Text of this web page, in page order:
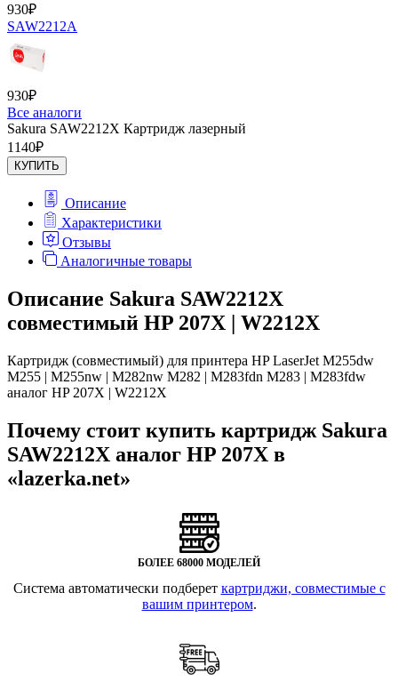
930₽
SAW2212A
930₽
Все аналоги
Sakura SAW2212X Картридж лазерный
1140₽
КУПИТЬ
Описание
Характеристики
Отзывы
Аналогичные товары
Описание Sakura SAW2212X
совместимый HP 207X | W2212X
Картридж (совместимый) для принтера HP LaserJet M255dw
M255 | M255nw | M282nw M282 | M283fdn M283 | M283fdw
аналог HP 207X | W2212X
Почему стоит купить картридж Sakura
SAW2212X аналог HP 207X в
«lazerka.net»
БОЛЕЕ 68000 МОДЕЛЕЙ
Система автоматически подберет картриджи, совместимые с
вашим принтером.